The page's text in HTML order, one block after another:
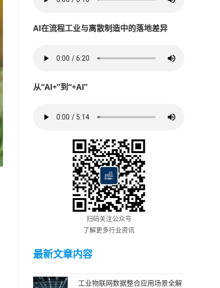
AI在流程工业与离散制造中的落地差异
从“AI+”到“+AI”
扫码关注公众号
了解更多行业资讯
最新文章内容
工业物联网数据整合应用场景全解